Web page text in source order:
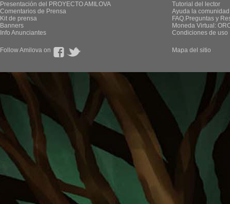
Presentación del PROYECTO AMILOVA
Comentarios de Prensa
Kit de prensa
Banners
Info Anunciantes
Tutorial del lector
Ayuda la
FAQ.Preguntas y
Moneda Virtual:
Condiciones de uso
Follow Amilova on Mapa del sitio